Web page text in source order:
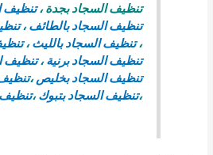
تنظيف السجاد بجدة،تنظيف
تنظيف السجاد بالطائف،
،تنظيف السجاد بالليث،
تنظيف السجاد برنية،تنظيف
تنظيف السجاد بخليص،
،تنظيف السجاد بتبوك،